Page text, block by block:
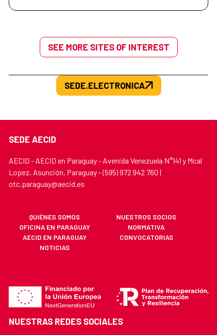
SEE MORE SITES OF INTEREST
SEDE.ELECTRONICA
SEDE AECID
AECID - AECID en Paraguay - Avenida Venezuela N°141 y Mcal
Lopez. Asunción, Paraguay - (595) 972 942 760 |
otc.paraguay@aecid.es
QUIÉNES SOMOS
NUESTROS SOCIOS
OFICINA EN PARAGUAY
NORMATIVA
AECID EN PARAGUAY
CONVOCATORIAS
NOTICIAS
NUESTRAS REDES SOCIALES